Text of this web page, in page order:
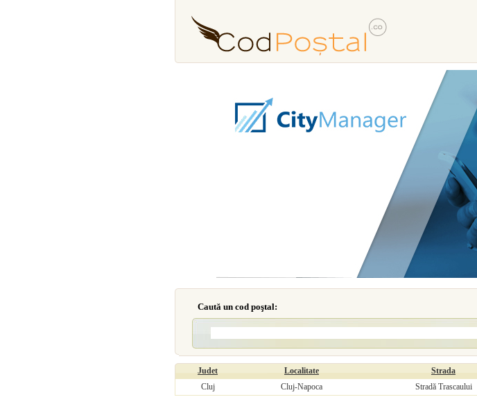
Caută un cod poştal:
Judet Localitate Strada
Cluj
Cluj-Napoca Stradă Trascaului